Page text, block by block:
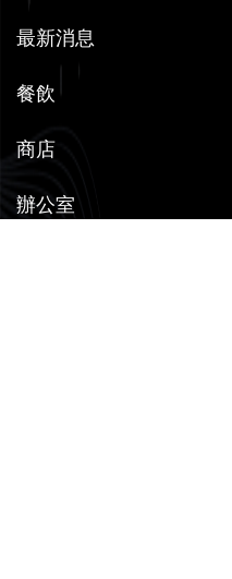
最新消息
餐飲
商店
辦公室